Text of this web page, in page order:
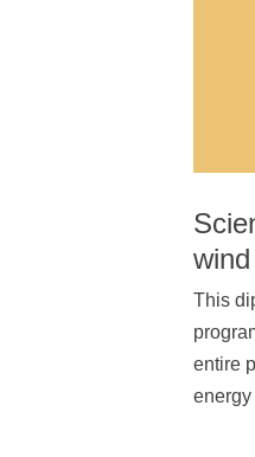
This
entire
energy